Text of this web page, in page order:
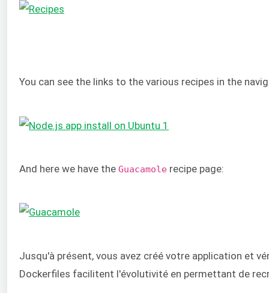
You can see the links to the various recipes in the
And here we have the Guacamole recipe page:
Jusqu'à présent, vous avez créé votre application et
Dockerfiles facilitent l'évolutivité en permettant de